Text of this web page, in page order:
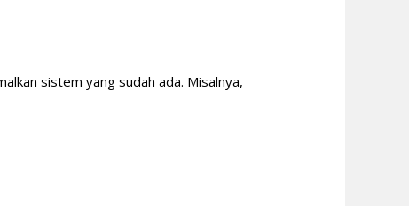
sistem yang sudah ada. Misalnya,